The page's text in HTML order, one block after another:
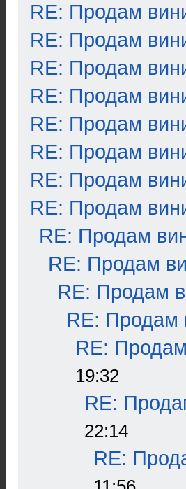
RE: Продам
RE: Продам
RE: Продам
RE: Продам
RE: Продам
RE: Продам
RE: Продам
RE: Продам
RE: Продам
RE: Продам
RE: Продам
RE: Продам
RE:
19:32
RE:
22:14
RE: